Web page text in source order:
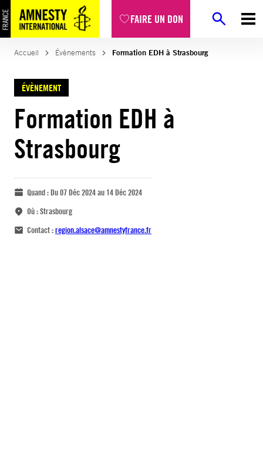
FAIRE UN DON
Accueil Évènements Formation EDH à Strasbourg
ÉVÈNEMENT
Formation EDH à
Strasbourg
Quand :Du 07 Déc 2024 au 14 Déc 2024
Où :Strasbourg
Contact :region.alsace@amnestyfrance.fr